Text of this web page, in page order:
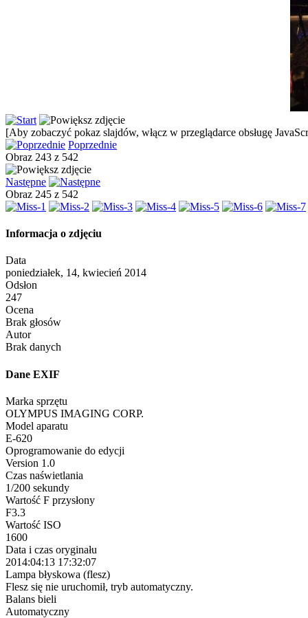
[Aby zobaczyć pokaz slajdów, włącz w przeglądarce obsługę
Poprzednie
Obraz 243 z 542
Następne
Obraz 245 z 542
Informacja o zdjęciu
Data
poniedziałek, 14, kwiecień 2014
Odsłon
247
Ocena
Brak głosów
Autor
Brak danych
Dane EXIF
Marka sprzętu
OLYMPUS IMAGING CORP.
Model aparatu
E-620
Oprogramowanie do edycji
Version 1.0
Czas naświetlania
1/200 sekundy
Wartość F przysłony
F3.3
Wartość ISO
1600
Data i czas oryginału
2014:04:13 17:32:07
Lampa błyskowa (flesz)
Flesz się nie uruchomił, tryb automatyczny.
Balans bieli
Automatyczny